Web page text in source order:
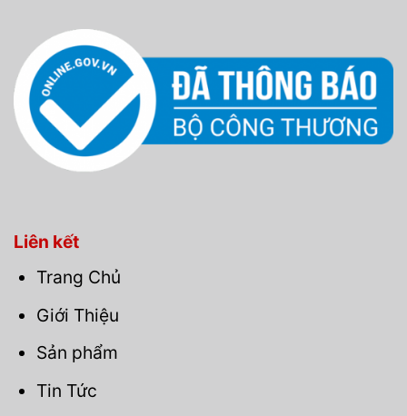
Liên kết
Trang Chủ
Giới Thiệu
Sản phẩm
Tin Tức